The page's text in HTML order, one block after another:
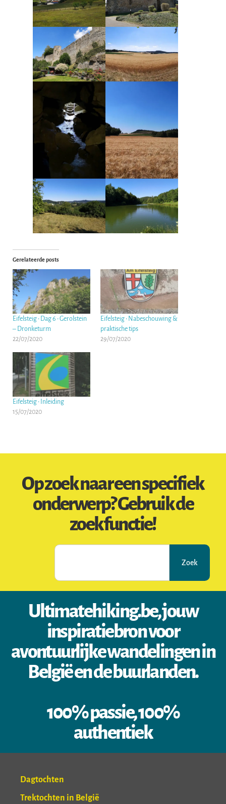
Gerelateerde posts
Eifelsteig • Dag 6 • Gerolstein
– Dronketurm
22/07/2020
Eifelsteig • Nabeschouwing &
praktische tips
29/07/2020
Eifelsteig • Inleiding
15/07/2020
Op zoek naar een specifiek
onderwerp? Gebruik de
zoekfunctie!
Zoek
Ultimatehiking.be, jouw
inspiratiebron voor
avontuurlijke wandelingen in
België en de buurlanden.
100% passie, 100%
authentiek
Dagtochten
Trektochten in België